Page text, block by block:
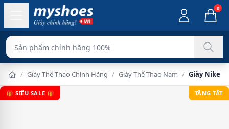
0
Sản phẩm chính hãng 100%
/ Giày Thể Thao Chính Hãng / Giày Thể Thao Nam / Giày Nike
🎁 SIÊU SALE 🎁 TẶNG TẤT